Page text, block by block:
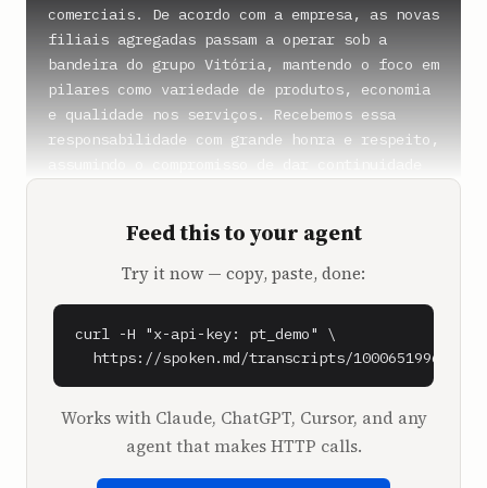
comerciais. De acordo com a empresa, as novas
filiais agregadas passam a operar sob a
bandeira do grupo Vitória, mantendo o foco em
pilares como variedade de produtos, economia
e qualidade nos serviços. Recebemos essa
responsabilidade com grande honra e respeito,
do Vitória Supermercados no documento
divulgado, que também prestou agradecimentos
à gestão anterior pela confiança estabelecida
durante as negociações. Com 22 anos de
atuação servindo as famílias locais, o
Vitória Supermercados sinaliza que a expansão
faz parte de um plano de investimentos
contínuos na região. A empresa ressaltou que
a chegada da nova estrutura deve otimizar a
Feed this to your agent
Try it now — copy, paste, done:
curl -H "x-api-key: pt_demo" \
  https://spoken.md/transcripts/1000651996090
Works with Claude, ChatGPT, Cursor, and any
agent that makes HTTP calls.